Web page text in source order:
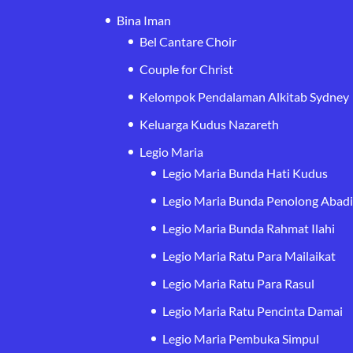
Bina Iman
Bel Cantare Choir
Couple for Christ
Kelompok Pendalaman Alkitab Sydney
Keluarga Kudus Nazareth
Legio Maria
Legio Maria Bunda Hati Kudus
Legio Maria Bunda Penolong Abadi
Legio Maria Bunda Rahmat Ilahi
Legio Maria Ratu Para Mailaikat
Legio Maria Ratu Para Rasul
Legio Maria Ratu Pencinta Damai
Legio Maria Pembuka Simpul